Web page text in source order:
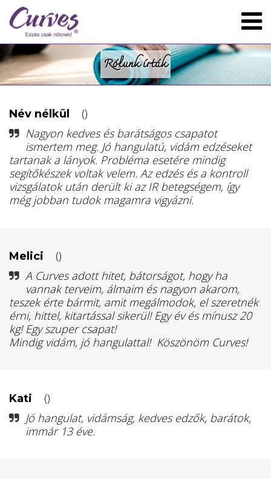
Rólunk írták
Név nélkül
()
Nagyon kedves és barátságos csapatot
ismertem meg. Jó hangulatú, vidám edzéseket
tartanak a lányok. Probléma esetére mindig
segítőkészek voltak velem. Az edzés és a kontroll
vizsgálatok után derült ki az IR betegségem, így
még jobban tudok magamra vigyázni.
Melici
()
A Curves adott hitet, bátorságot, hogy ha
vannak terveim, álmaim és nagyon akarom,
teszek érte bármit, amit megálmodok, el szeretnék
érni, hittel, kitartással sikerül! Egy év és mínusz 20
kg! Egy szuper csapat!
Mindig vidám, jó hangulattal! Köszönöm Curves!
Kati
()
Jó hangulat, vidámság, kedves edzők, barátok,
immár 13 éve.